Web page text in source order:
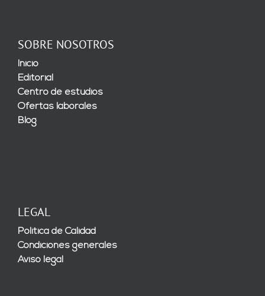
SOBRE NOSOTROS
Inicio
Editorial
Centro de estudios
Ofertas laborales
Blog
LEGAL
Política de Calidad
Condiciones generales
Aviso legal